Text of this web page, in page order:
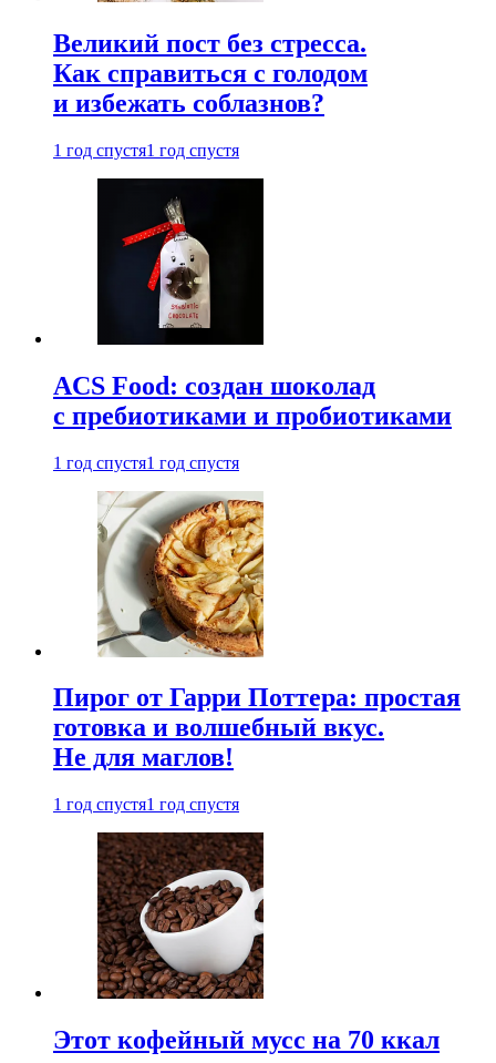
Великий пост без стресса.
Как справиться с голодом
и избежать соблазнов?
1 год спустя1 год спустя
ACS Food: создан шоколад
с пребиотиками и пробиотиками
1 год спустя1 год спустя
Пирог от Гарри Поттера: простая
готовка и волшебный вкус.
Не для маглов!
1 год спустя1 год спустя
Этот кофейный мусс на 70 ккал